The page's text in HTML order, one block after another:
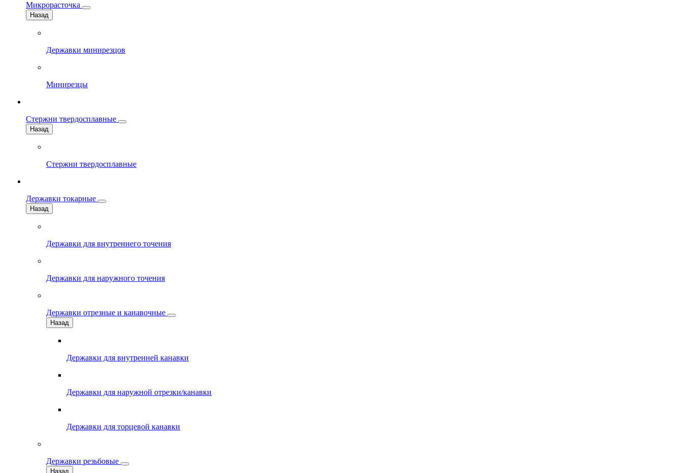
Микрорасточка
Назад
Державки минирезцов
Минирезцы
Стержни твердосплавные
Назад
Стержни твердосплавные
Державки токарные
Назад
Державки для внутреннего точения
Державки для наружного точения
Державки отрезные и канавочные
Назад
Державки для внутренней канавки
Державки для наружной отрезки/канавки
Державки для торцевой канавки
Державки резьбовые
Назад